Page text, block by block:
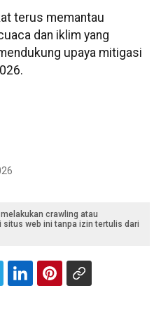
terus memantau
dan iklim yang
upaya mitigasi
crawling atau
web ini tanpa izin tertulis dari